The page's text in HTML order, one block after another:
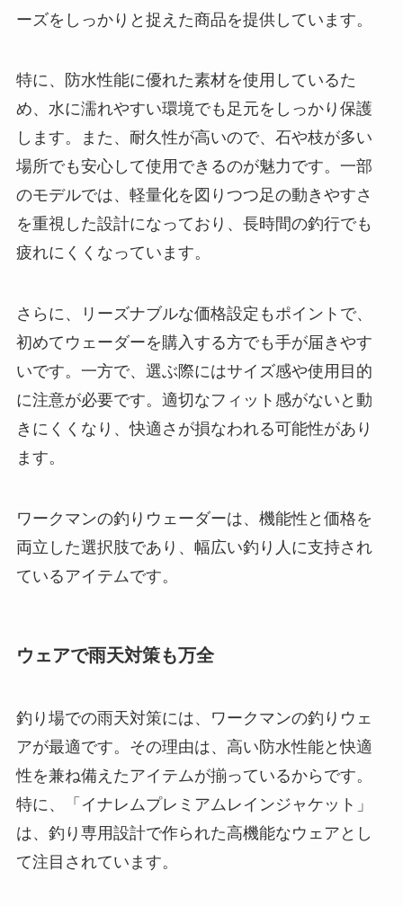
のモデルでは、軽量化を図りつつ足の動きやすさ
疲れにくくなっています。
さらに、リーズナブルな価格設定もポイントで、
初めてウェーダーを購入する方でも手が届きやす
いです。一方で、選ぶ際にはサイズ感や使用目的
に注意が必要です。適切なフィット感がないと動
きにくくなり、快適さが損なわれる可能性があり
ワークマンの釣りウェーダーは、機能性と価格を
両立した選択肢であり、幅広い釣り人に支持され
ているアイテムです。
釣り場での雨天対策には、ワークマンの釣りウェ
アが最適です。その理由は、高い防水性能と快適
は、釣り専用設計で作られた高機能なウェアとし
このジャケットは、撥水性と防水性が優れている
だけでなく、ストレッチ性を持つ素材が採用され
ており、動きやすさを追求した設計です。これに
より、キャストや移動時の動作を妨げることなく
快適に着用できます。また、収納ポケットが充実